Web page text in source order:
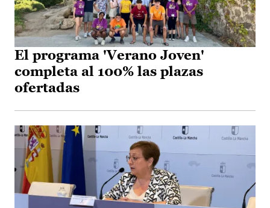
El programa 'Verano Joven'
completa al 100% las plazas
ofertadas